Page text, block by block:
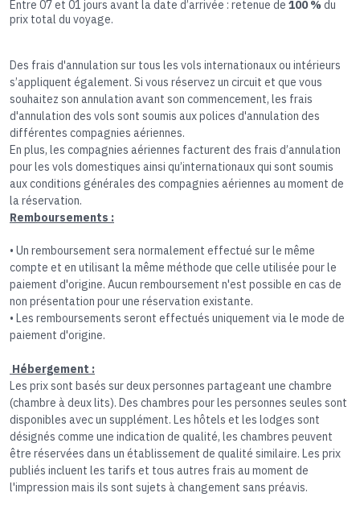
Entre 07 et 01 jours avant la date d’arrivée : retenue de 100 % du
prix total du voyage.
Des frais d'annulation sur tous les vols internationaux ou intérieurs
s’appliquent également. Si vous réservez un circuit et que vous
souhaitez son annulation avant son commencement, les frais
d'annulation des vols sont soumis aux polices d'annulation des
différentes compagnies aériennes.
En plus, les compagnies aériennes facturent des frais d’annulation
pour les vols domestiques ainsi qu’internationaux qui sont soumis
aux conditions générales des compagnies aériennes au moment de
la réservation.​
Remboursements :
• Un remboursement sera normalement effectué sur le même
compte et en utilisant la même méthode que celle utilisée pour le
paiement d'origine. Aucun remboursement n'est possible en cas de
non présentation pour une réservation existante.
• Les remboursements seront effectués uniquement via le mode de
paiement d'origine.
Hébergement :
Les prix sont basés sur deux personnes partageant une chambre
(chambre à deux lits). Des chambres pour les personnes seules sont
disponibles avec un supplément. Les hôtels et les lodges sont
désignés comme une indication de qualité, les chambres peuvent
être réservées dans un établissement de qualité similaire. Les prix
publiés incluent les tarifs et tous autres frais au moment de
l'impression mais ils sont sujets à changement sans préavis.